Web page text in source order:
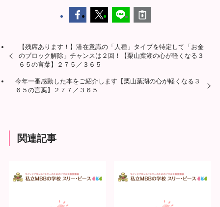
【残席あります！】潜在意識の「人種」タイプを特定して「お金
のブロック解除」チャンスは２回！【栗山葉湖の心が軽くなる３
６５の言葉】２７５／３６５
今年一番感動した本をご紹介します【栗山葉湖の心が軽くなる３
６５の言葉】２７７／３６５
関連記事